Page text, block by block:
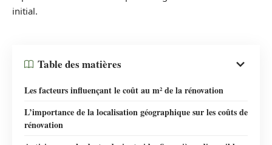
initial.
Table des matières
Les facteurs influençant le coût au m² de la rénovation
L’importance de la localisation géographique sur les coûts de
rénovation